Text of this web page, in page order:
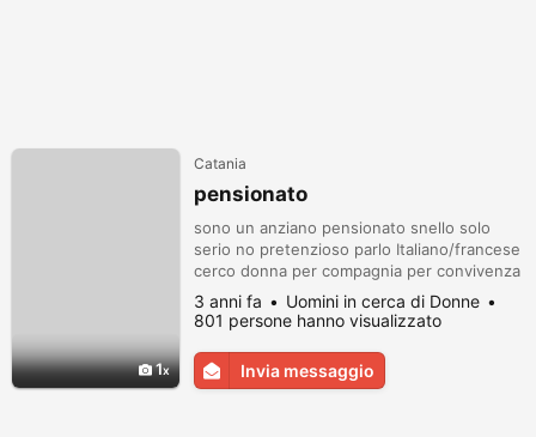
1
Catania
pensionato
sono un anziano pensionato snello solo
serio no pretenzioso parlo Italiano/francese
cerco donna per compagnia per convivenza
no giovane di preferenza sola, se
interessate no telefonare inviate una foto
3 anni fa
Uomini in cerca di Donne
801 persone hanno visualizzato
Invia messaggio